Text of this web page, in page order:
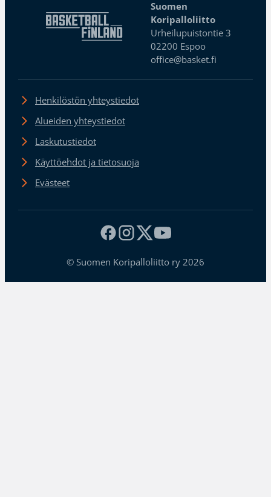
Suomen
Koripalloliitto
Urheilupuistontie 3
02200 Espoo
office@basket.fi
Henkilöstön yhteystiedot
Alueiden yhteystiedot
Laskutustiedot
Käyttöehdot ja tietosuoja
Evästeet
© Suomen Koripalloliitto ry 2026